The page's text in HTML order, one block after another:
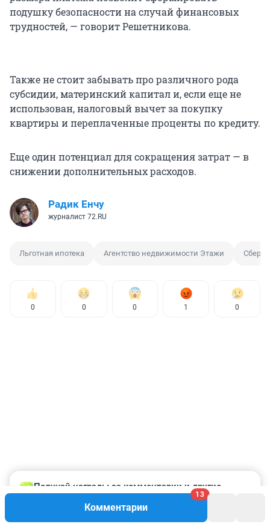
Комментарии
13
кредита, которые озвучены ранее, если вместо
обязательного ежемесячного платежа 57 037
переплату уменьшить на 5,1 миллиона рублей.
подушку безопасности на случай финансовых
трудностей, — говорит Решетникова.
Также не стоит забывать про различного рода
субсидии, материнский капитал и, если еще не
использован, налоговый вычет за покупку
квартиры и переплаченные проценты по кредиту.
Еще один потенциал для сокращения затрат — в
снижении дополнительных расходов.
Радик Енчу
журналист 72.RU
Льготная ипотека Агентство недвижимости Этажи
0 0 0 1 0
Получай награды за комментарии и другие